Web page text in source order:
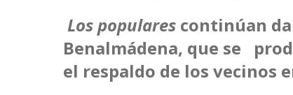
Los populares continúan
Benalmádena, que se
el respaldo de los vecinos